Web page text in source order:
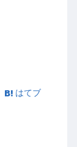
はてブ